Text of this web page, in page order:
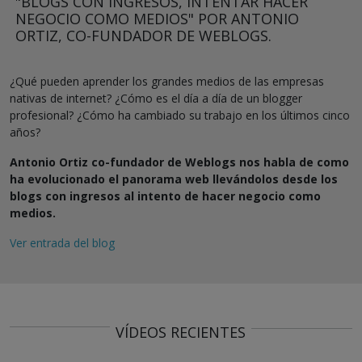
NEGOCIO COMO MEDIOS" POR ANTONIO
ORTIZ, CO-FUNDADOR DE WEBLOGS.
¿Qué pueden aprender los grandes medios de las empresas
nativas de internet? ¿Cómo es el día a día de un blogger
profesional? ¿Cómo ha cambiado su trabajo en los últimos cinco
años?
Antonio Ortiz co-fundador de Weblogs nos habla de como
ha evolucionado el panorama web llevándolos desde los
blogs con ingresos al intento de hacer negocio como
medios.
Ver entrada del blog
VÍDEOS RECIENTES